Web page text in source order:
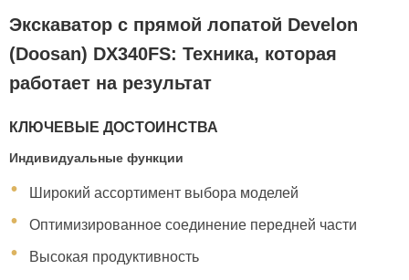
Экскаватор с прямой лопатой Develon
(Doosan) DX340FS: Техника, которая
работает на результат
КЛЮЧЕВЫЕ ДОСТОИНСТВА
Индивидуальные функции
Широкий ассортимент выбора моделей
Оптимизированное соединение передней части
Высокая продуктивность